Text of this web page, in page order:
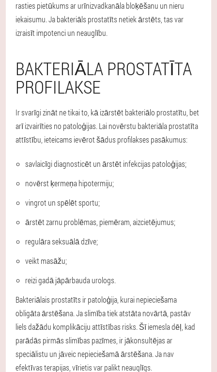
rasties pietūkums ar urīnizvadkanāla bloķēšanu un nieru
iekaisumu. Ja bakteriāls prostatīts netiek ārstēts, tas var
izraisīt impotenci un neauglību.
BAKTERIĀLA PROSTATĪTA
PROFILAKSE
Ir svarīgi zināt ne tikai to, kā izārstēt bakteriālo prostatītu, bet
arī izvairīties no patoloģijas. Lai novērstu bakteriāla prostatīta
attīstību, ieteicams ievērot šādus profilakses pasākumus:
savlaicīgi diagnosticēt un ārstēt infekcijas patoloģijas;
novērst ķermeņa hipotermiju;
vingrot un spēlēt sportu;
ārstēt zarnu problēmas, piemēram, aizcietējumus;
regulāra seksuālā dzīve;
veikt masāžu;
reizi gadā jāpārbauda urologs.
Bakteriālais prostatīts ir patoloģija, kurai nepieciešama
obligāta ārstēšana. Ja slimība tiek atstāta novārtā, pastāv
liels dažādu komplikāciju attīstības risks. Šī iemesla dēļ, kad
parādās pirmās slimības pazīmes, ir jākonsultējas ar
speciālistu un jāveic nepieciešamā ārstēšana. Ja nav
efektīvas terapijas, vīrietis var palikt neauglīgs.